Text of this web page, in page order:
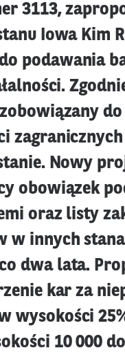
3113,
Iowa Kim
podawania
do
Nowy
obowiązek
oraz listy
w innych
dwa lata.
kar za
wysokości
10 000